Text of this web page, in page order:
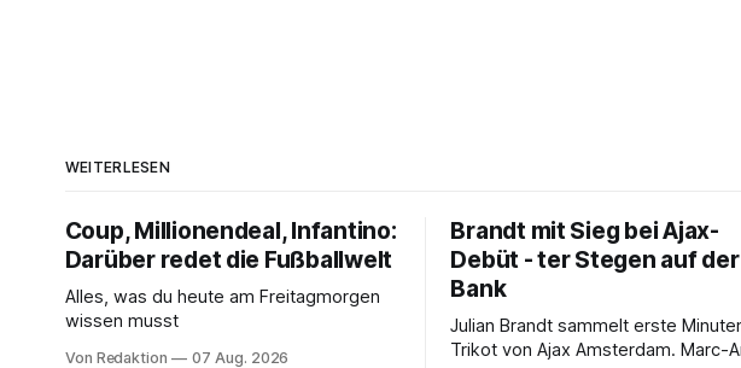
WEITERLESEN
Coup, Millionendeal, Infantino:
Darüber redet die Fußballwelt
Alles, was du heute am Freitagmorgen
wissen musst
Von Redaktion 07 Aug. 2026
Brandt mit Sieg bei Ajax-
Debüt - ter Stegen auf der
Bank
Julian Brandt sammelt erste
Trikot von Ajax Amsterdam. Marc-